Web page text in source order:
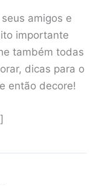
amigos e
importante
também todas
dicas para o
então decore!